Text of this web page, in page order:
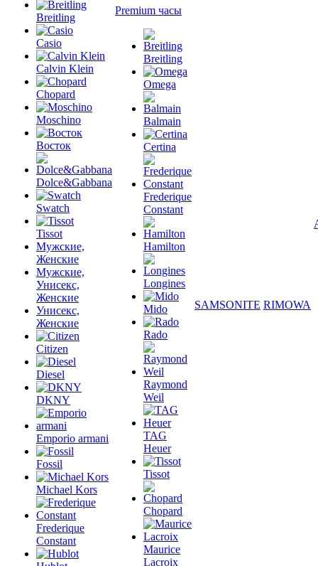
Breitling
Casio
Calvin Klein
Chopard
Moschino
Восток
Dolce&Gabbana
Swatch
Tissot
Мужские,
Женские
Мужские,
Унисекс,
Женские
Унисекс,
Женские
Citizen
Diesel
DKNY
Emporio armani
Fossil
Michael Kors
Frederique
Constant
Premium часы
Breitling
Omega
Balmain
Certina
Frederique
Constant
Hamilton
Longines
Mido
Rado
Raymond
Weil
TAG
Heuer
Tissot
Chopard
Maurice
Lacroix
SAMSONITE RIMOWA